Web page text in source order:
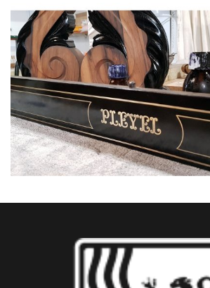
PIANO PLEYEL REMPLI CIRÉ (palissandre de Rio)
VERNIS TAMPON NOIR NAPOLÉON III